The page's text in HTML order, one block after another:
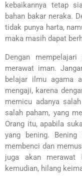
kebaikannya tetap
bahan bakar neraka.
tidak punya harta,
maka masih dapat
Dengan
merawat iman.
belajar ilmu agama
mengaji, karena
memicu adanya
salah paham, yang
Orang itu, apabila
yang bening.
membenci dan
juga akan merawat
kemudian, hilang